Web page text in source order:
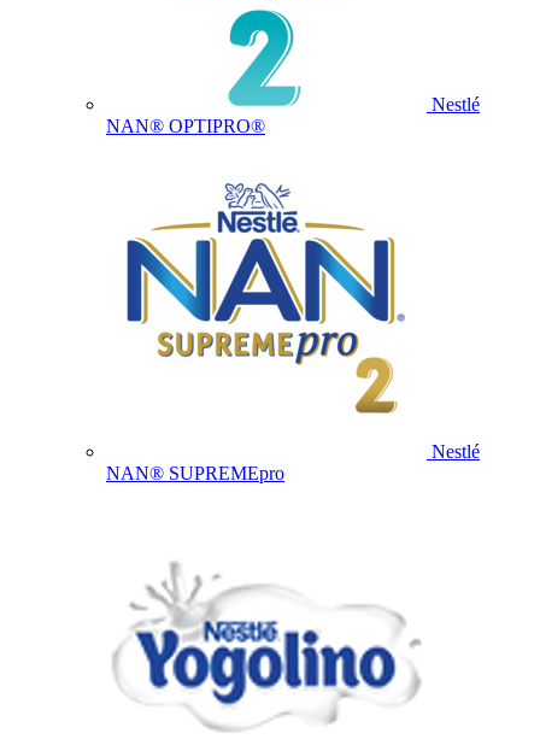
Nestlé
NAN® OPTIPRO®
Nestlé
NAN® SUPREMEpro